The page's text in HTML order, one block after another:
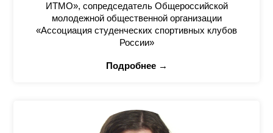
ИТМО», сопредседатель Общероссийской
молодежной общественной организации
«Ассоциация студенческих спортивных клубов
России»
Подробнее →